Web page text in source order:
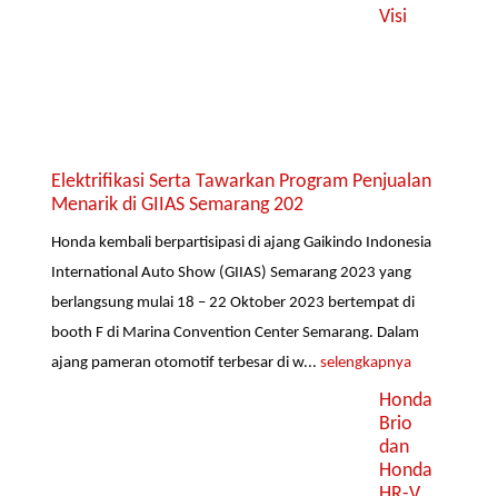
Visi
Elektrifikasi Serta Tawarkan Program Penjualan
Menarik di GIIAS Semarang 202
Honda kembali berpartisipasi di ajang Gaikindo Indonesia
International Auto Show (GIIAS) Semarang 2023 yang
berlangsung mulai 18 – 22 Oktober 2023 bertempat di
booth F di Marina Convention Center Semarang. Dalam
ajang pameran otomotif terbesar di w...selengkapnya
Honda
Brio
dan
Honda